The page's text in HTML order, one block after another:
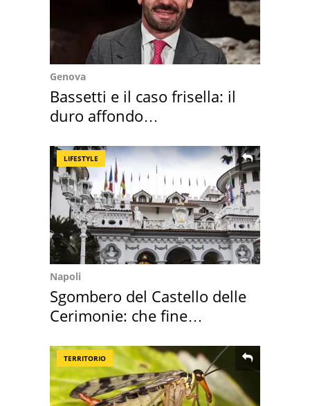
Genova
Bassetti e il caso frisella: il
duro affondo
LIFESTYLE
Napoli
Sgombero del Castello delle
Cerimonie: che fine
TERRITORIO